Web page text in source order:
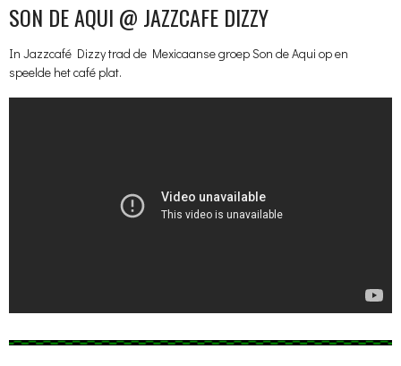
SON DE AQUI @ JAZZCAFE DIZZY
In Jazzcafé Dizzy trad de Mexicaanse groep Son de Aqui op en
speelde het café plat.